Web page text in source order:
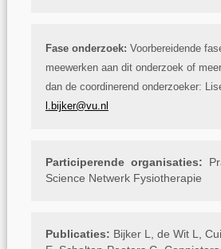
Fase onderzoek: Voorbereidende
meewerken aan dit onderzoek of
dan de coordinerend onderzoeker:
l.bijker@vu.nl
Participerende organisaties:
Science Netwerk Fysiotherapie
Publicaties: Bijker L, de Wit L,